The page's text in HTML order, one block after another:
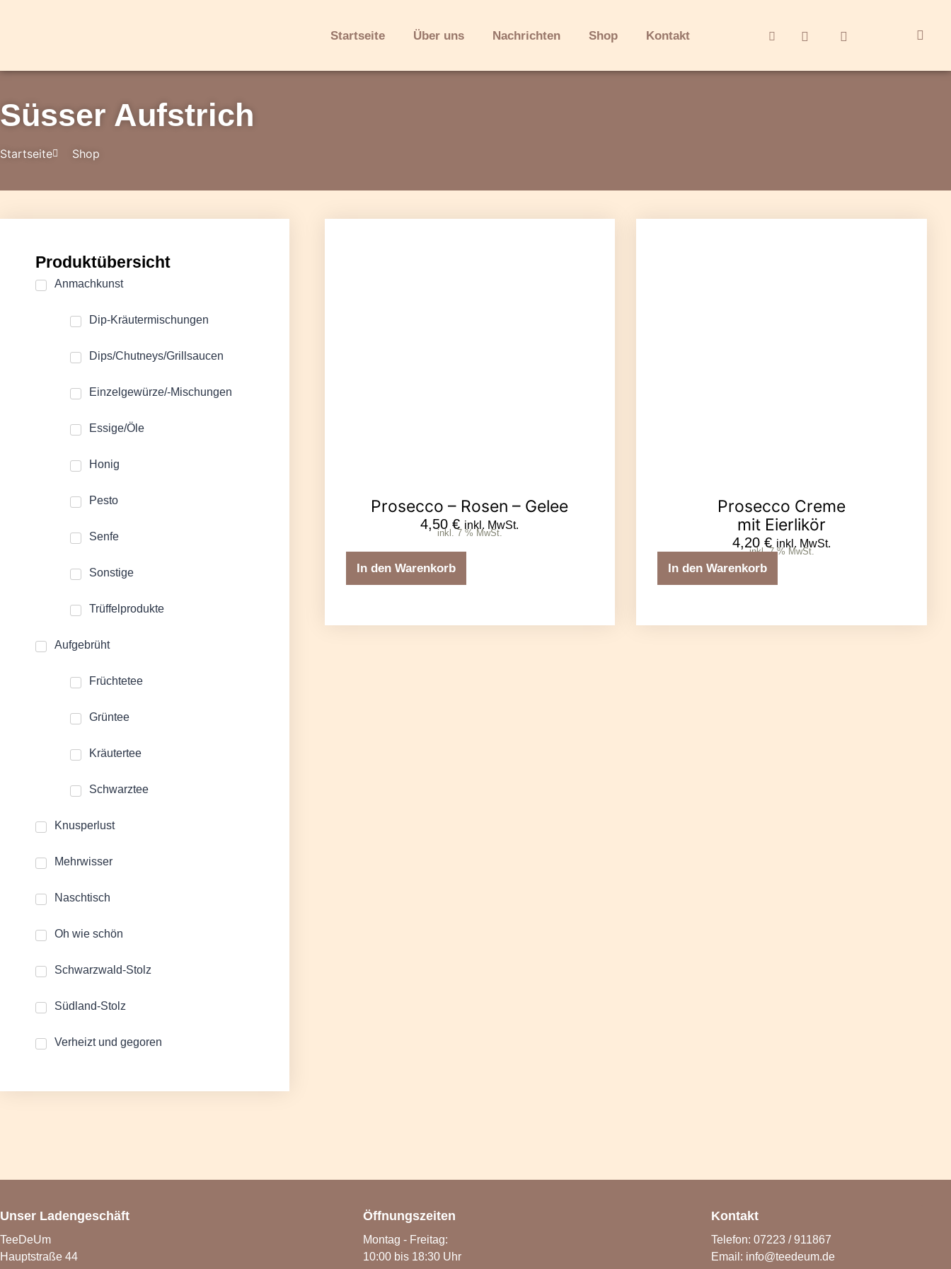
Startseite Über uns Nachrichten Shop Kontakt
Süsser Aufstrich
Startseite Shop
Produktübersicht
Anmachkunst
Dip-Kräutermischungen
Dips/Chutneys/Grillsaucen
Einzelgewürze/-Mischungen
Essige/Öle
Honig
Pesto
Senfe
Sonstige
Trüffelprodukte
Aufgebrüht
Früchtetee
Grüntee
Kräutertee
Schwarztee
Knusperlust
Mehrwisser
Naschtisch
Oh wie schön
Schwarzwald-Stolz
Südland-Stolz
Verheizt und gegoren
Prosecco – Rosen – Gelee
4,50€ inkl. MwSt.
inkl. 7 % MwSt.
In den Warenkorb
Prosecco Creme
mit Eierlikör
4,20€ inkl. MwSt.
inkl. 7 % MwSt.
In den Warenkorb
Unser Ladengeschäft
TeeDeUm
Hauptstraße 44
Öffnungszeiten
Montag - Freitag:
10:00 bis 18:30 Uhr
Kontakt
Telefon: 07223 / 911867
Email: info@teedeum.de